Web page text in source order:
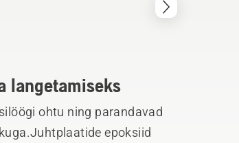
langetamiseks
ohtu ning parandavad
epoksiid